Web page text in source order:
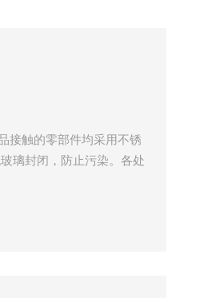
接触的零部件均采用不锈
璃封闭，防止污染。各处